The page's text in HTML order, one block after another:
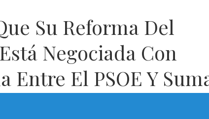
Su Reforma Del
Negociada Con
Entre El PSOE Y